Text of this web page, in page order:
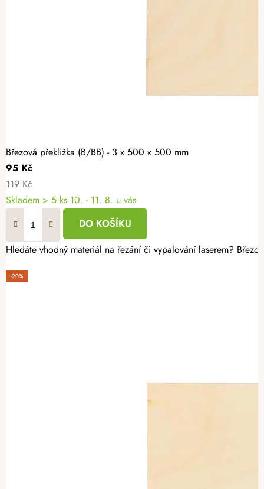
Březová překližka (B/BB) - 3 x 500 x 500 mm
95 Kč
119 Kč
Skladem > 5 ks 10. - 11. 8. u vás
DO KOŠÍKU
Hledáte vhodný materiál na řezání či vypalování laserem?
-20%